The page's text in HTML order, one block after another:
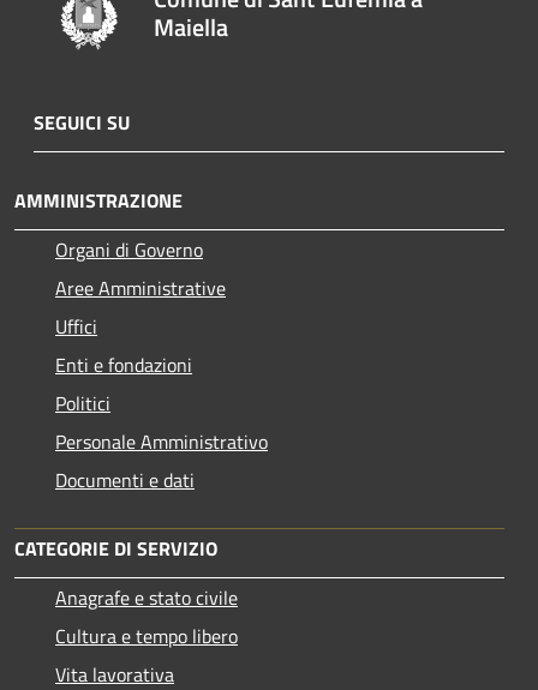
Maiella
SEGUICI SU
AMMINISTRAZIONE
Organi di Governo
Aree Amministrative
Uffici
Enti e fondazioni
Politici
Personale Amministrativo
Documenti e dati
CATEGORIE DI SERVIZIO
Anagrafe e stato civile
Cultura e tempo libero
Vita lavorativa